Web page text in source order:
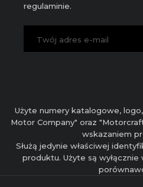
regulaminie.
Użyte numery katalogowe,
Motor Company" oraz
wskazaniem
Służą jedynie właściwej
produktu. Użyte są